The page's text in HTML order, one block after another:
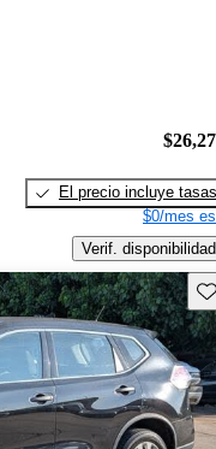
El precio incluye tasas
$0/mes
Verif. disponibilidad